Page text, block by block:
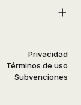
Privacidad
Términos de uso
Subvenciones